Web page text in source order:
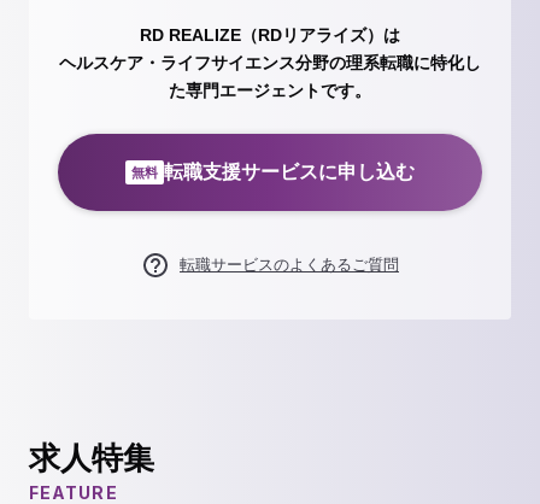
RD REALIZE（RDリアライズ）は
ヘルスケア・ライフサイエンス分野の理系転職に特化し
た専門エージェントです。
無料 転職支援サービスに申し込む
転職サービスのよくあるご質問
求人特集
FEATURE